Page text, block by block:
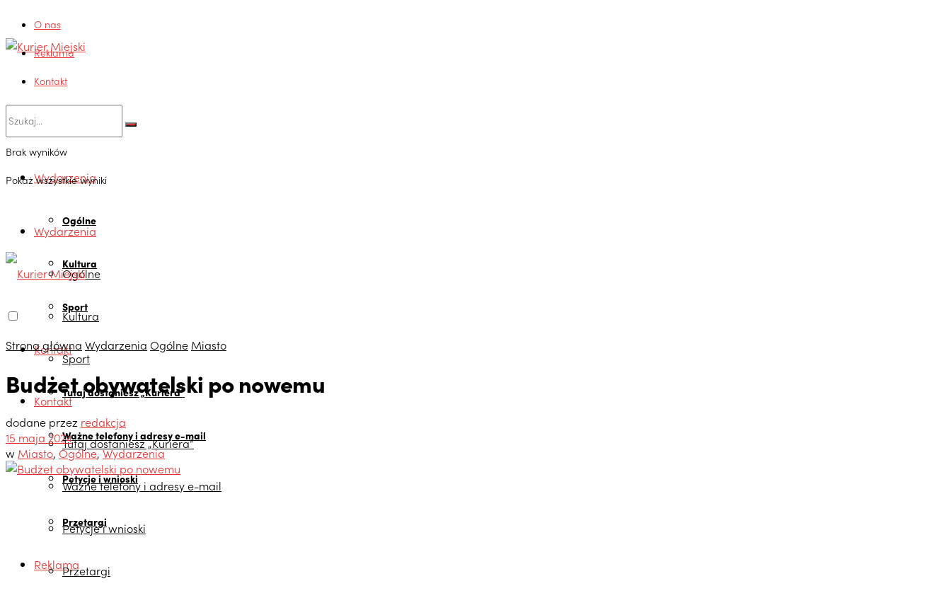
O nas
Reklama
Kontakt
Brak wyników
Pokaż wszystkie wyniki
Wydarzenia
Ogólne
Kultura
Sport
Kontakt
Tutaj dostaniesz „Kuriera”
Ważne telefony i adresy e-mail
Petycje i wnioski
Przetargi
Reklama
Wydarzenia
Ogólne
Kultura
Sport
Kontakt
Tutaj dostaniesz „Kuriera”
Ważne telefony i adresy e-mail
Petycje i wnioski
Przetargi
Strona główna Wydarzenia Ogólne Miasto
Budżet obywatelski po nowemu
dodane przez redakcja
15 maja 2024
w Miasto, Ogólne,Wydarzenia